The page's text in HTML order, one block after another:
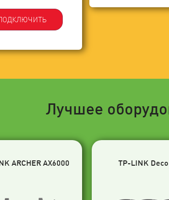
Лучшее
ARCHER AX6000 TP-LINK